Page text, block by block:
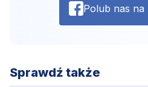
Polub nas na
Sprawdź także